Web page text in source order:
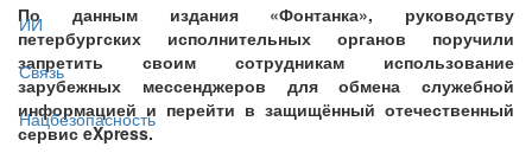
ИИ
Связь
Нацбезопасность
По данным издания «Фонтанка», руководству
петербургских исполнительных органов поручили
запретить своим сотрудникам использование
зарубежных мессенджеров для обмена служебной
информацией и перейти в защищённый отечественный
сервис eXpress.